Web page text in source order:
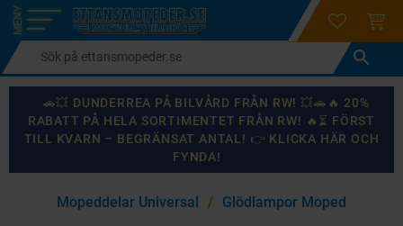
Meny
login
🚗💥 DUNDERREA PÅ BILVÅRD FRÅN RW! 💥🚗🔥 20%
RABATT PÅ HELA SORTIMENTET FRÅN RW! 🔥⏳ FÖRST
TILL KVARN – BEGRÄNSAT ANTAL! 👉 KLICKA HÄR OCH
FYNDA!
KANSKE NÅGON AV DESSA PRODUKTER KAN INTRESSERA
Mopeddelar Universal Glödlampor Moped